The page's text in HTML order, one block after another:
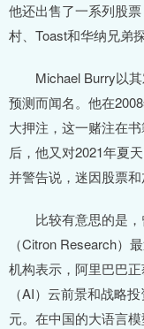
他还出售了一系列股
村、Toast和华纳兄弟
Michael Burry以其
预测而闻名。他在
大押注，这一赌注在
后，他又对2021年夏
并警告说，迷因股票和
比较有意思的是，
（Citron Research）
机构表示，阿里巴巴
（AI）云前景和战略
元。在中国的大语言